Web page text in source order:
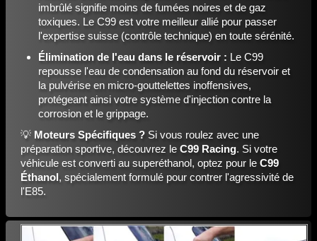
imbrûlé signifie moins de fumées noires et de gaz
toxiques. Le C99 est votre meilleur allié pour passer
l'expertise suisse (contrôle technique) en toute sérénité.
Élimination de l'eau dans le réservoir : Le C99
repousse l'eau de condensation au fond du réservoir et
la pulvérise en micro-gouttelettes inoffensives,
protégeant ainsi votre système d'injection contre la
corrosion et le grippage.
💡 Moteurs Spécifiques ? Si vous roulez avec une
préparation sportive, découvrez le C99 Racing. Si votre
véhicule est converti au superéthanol, optez pour le C99
Éthanol, spécialement formulé pour contrer l'agressivité de
l'E85.